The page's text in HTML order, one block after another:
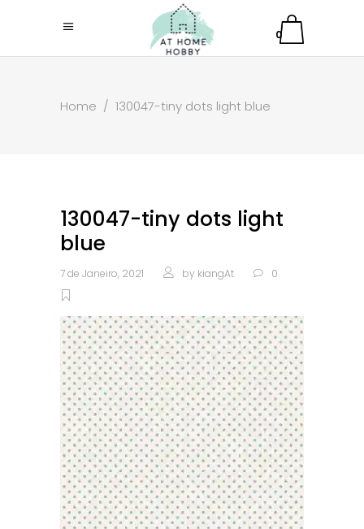
0
Home / 130047-tiny dots light blue
130047-tiny dots light
blue
7 de Janeiro, 2021 by kiangAt 0